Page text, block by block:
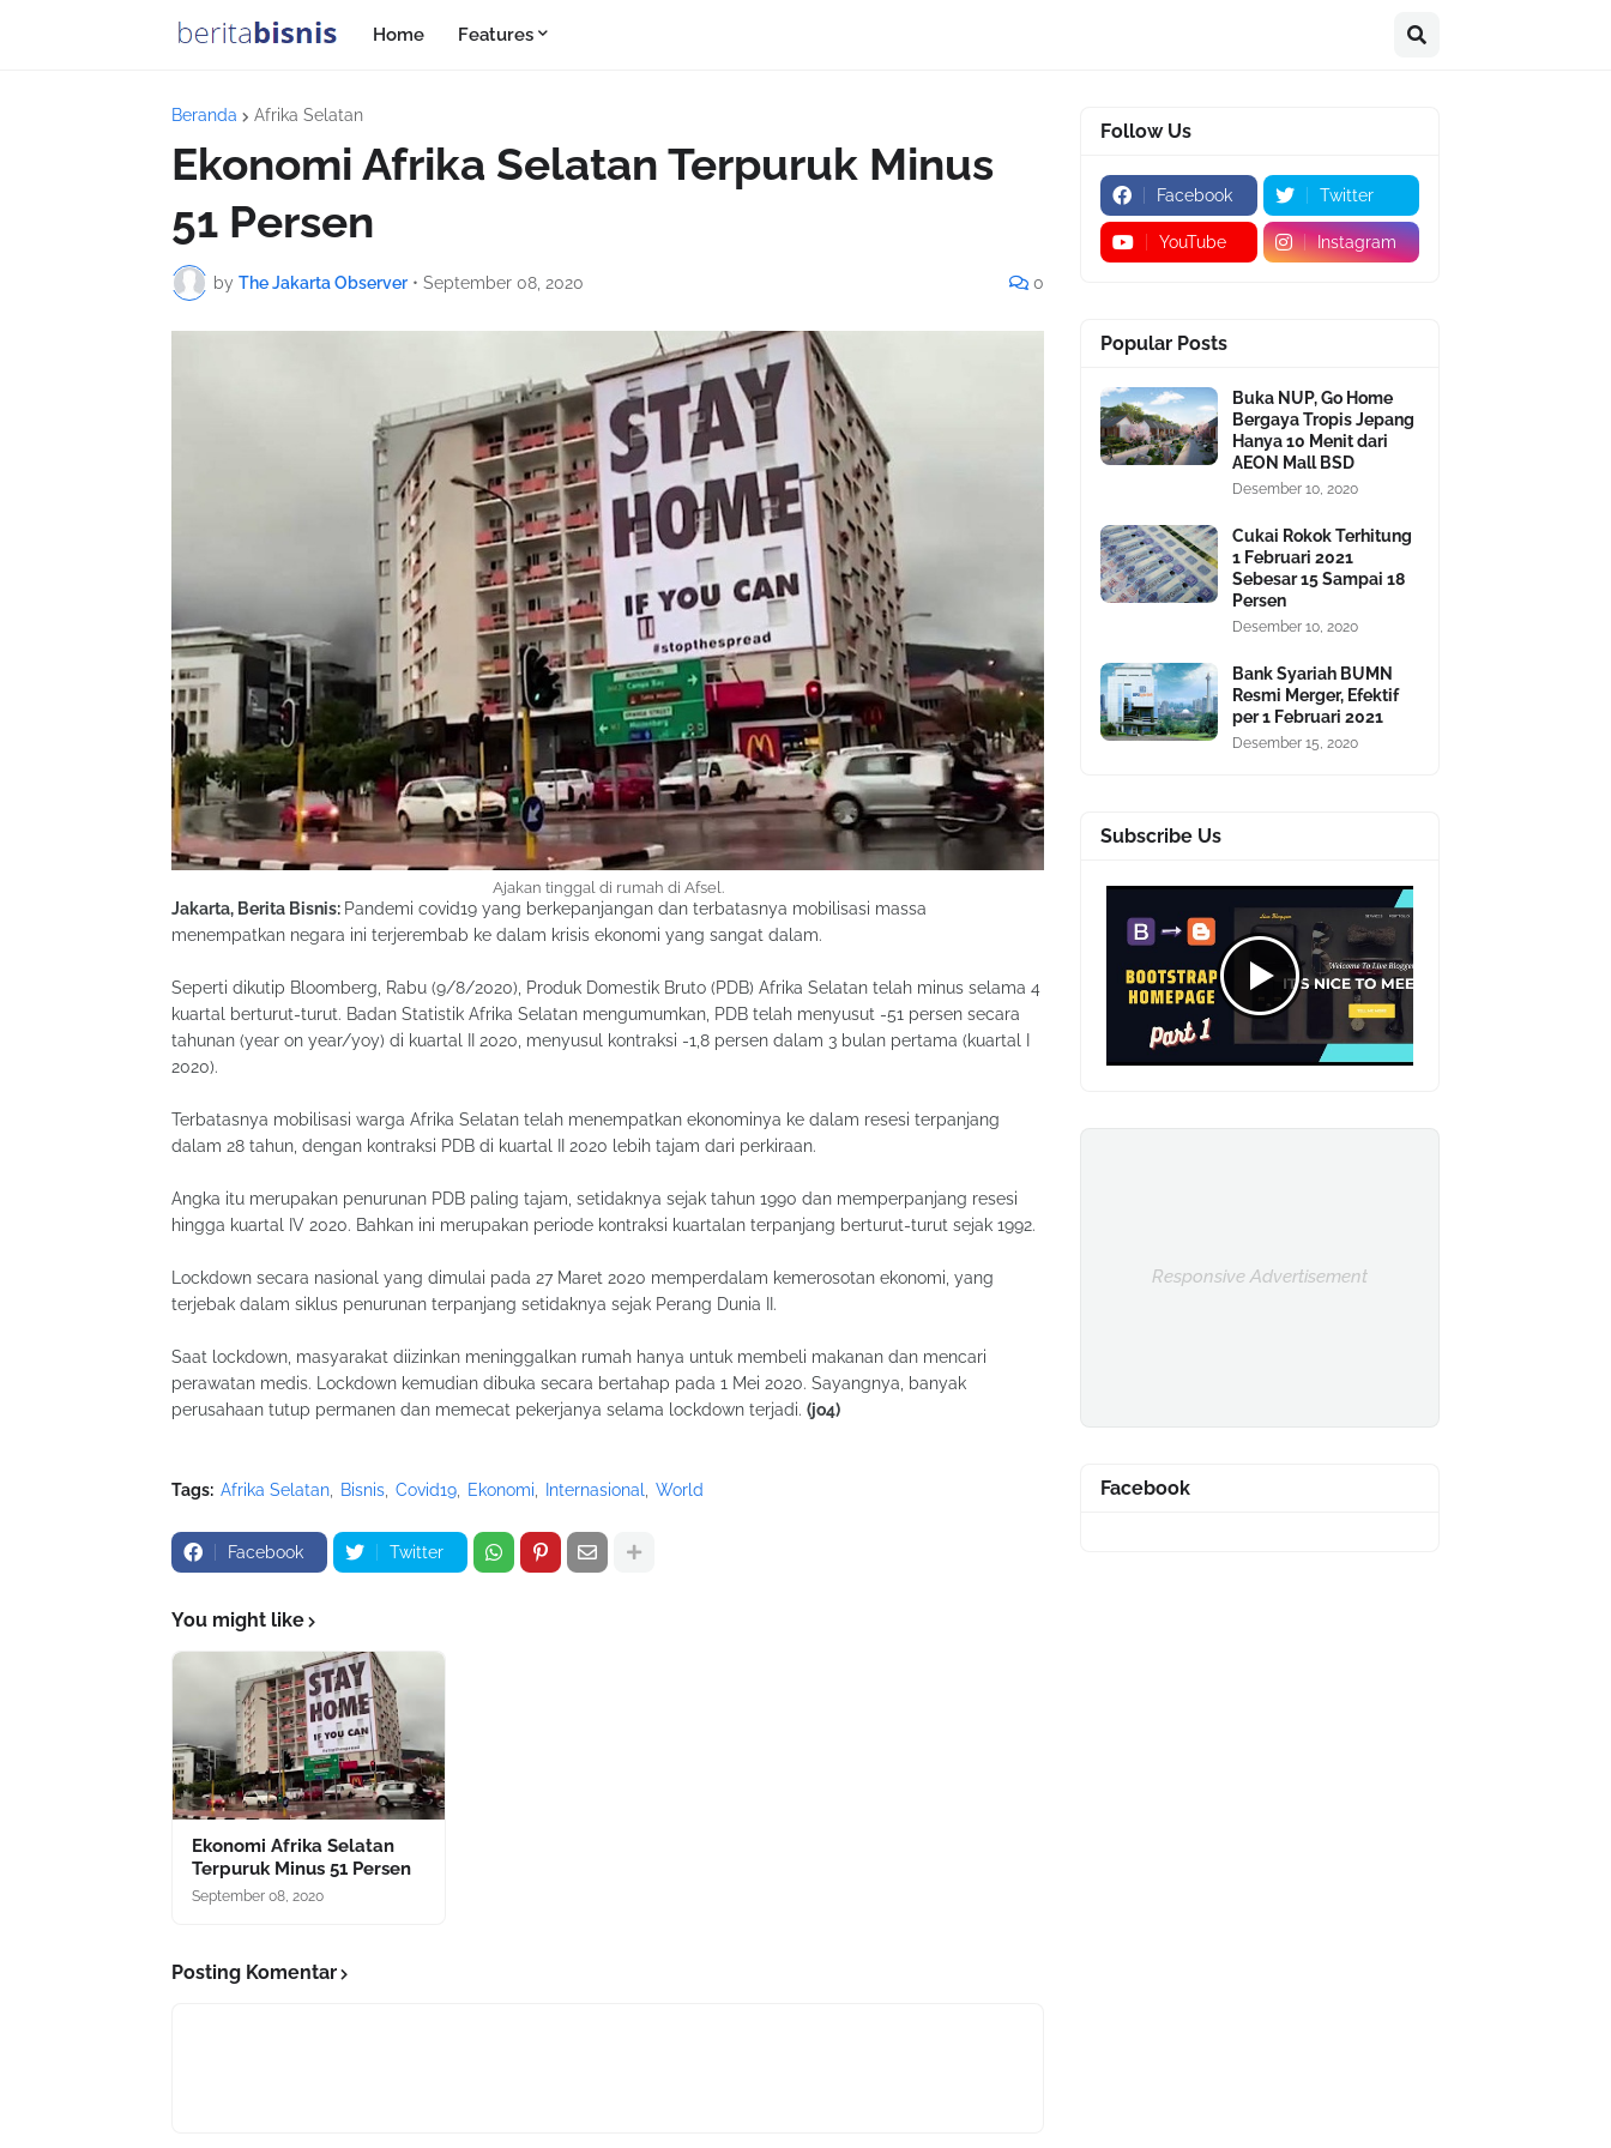
Home Features
Beranda Afrika Selatan
Ekonomi Afrika Selatan Terpuruk Minus
51 Persen
by The Jakarta Observer • September 08, 2020 0
Ajakan tinggal di rumah di Afsel.
Jakarta, Berita Bisnis: Pandemi covid19 yang berkepanjangan dan terbatasnya mobilisasi massa
menempatkan negara ini terjerembab ke dalam krisis ekonomi yang sangat dalam.
Seperti dikutip Bloomberg, Rabu (9/8/2020), Produk Domestik Bruto (PDB) Afrika Selatan telah minus selama 4
kuartal berturut-turut. Badan Statistik Afrika Selatan mengumumkan, PDB telah menyusut -51 persen secara
tahunan (year on year/yoy) di kuartal II 2020, menyusul kontraksi -1,8 persen dalam 3 bulan pertama (kuartal I
2020).
Terbatasnya mobilisasi warga Afrika Selatan telah menempatkan ekonominya ke dalam resesi terpanjang
dalam 28 tahun, dengan kontraksi PDB di kuartal II 2020 lebih tajam dari perkiraan.
Angka itu merupakan penurunan PDB paling tajam, setidaknya sejak tahun 1990 dan memperpanjang resesi
hingga kuartal IV 2020. Bahkan ini merupakan periode kontraksi kuartalan terpanjang berturut-turut sejak 1992.
Lockdown secara nasional yang dimulai pada 27 Maret 2020 memperdalam kemerosotan ekonomi, yang
terjebak dalam siklus penurunan terpanjang setidaknya sejak Perang Dunia II.
Saat lockdown, masyarakat diizinkan meninggalkan rumah hanya untuk membeli makanan dan mencari
perawatan medis. Lockdown kemudian dibuka secara bertahap pada 1 Mei 2020. Sayangnya, banyak
perusahaan tutup permanen dan memecat pekerjanya selama lockdown terjadi. (jo4)
Tags: Afrika Selatan Bisnis Covid19 Ekonomi Internasional World
Facebook Twitter
You might like
Ekonomi Afrika Selatan
Terpuruk Minus 51 Persen
September 08, 2020
Posting Komentar
Follow Us
Facebook Twitter
YouTube Instagram
Popular Posts
Buka NUP, Go Home
Bergaya Tropis Jepang
Hanya 10 Menit dari
AEON Mall BSD
Desember 10, 2020
Cukai Rokok Terhitung
1 Februari 2021
Sebesar 15 Sampai 18
Persen
Desember 10, 2020
Bank Syariah BUMN
Resmi Merger, Efektif
per 1 Februari 2021
Desember 15, 2020
Subscribe Us
Responsive Advertisement
Facebook